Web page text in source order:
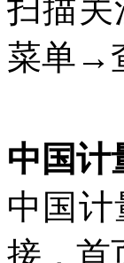
扫描关
菜单→
中国计
中国计
接，首